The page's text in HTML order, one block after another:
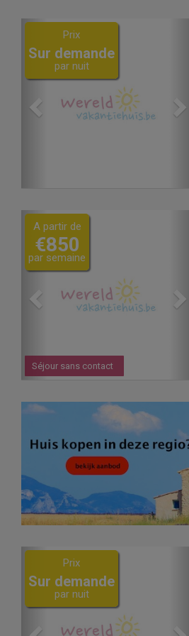
Previous
Prix
Sur demande
par nuit
Previous
Séjour sans contact
A partir de
€850
par semaine
Previous
Prix
Sur demande
par nuit